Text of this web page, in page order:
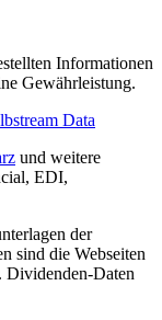
Informationen
Gewährleistung.
Data
und weitere
EDI,
der
sind die Webseiten
Dividenden-Daten